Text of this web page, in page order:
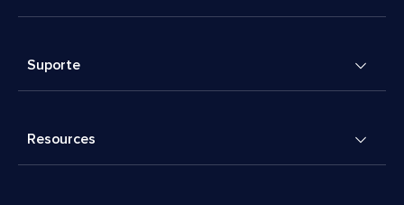
Suporte
Resources